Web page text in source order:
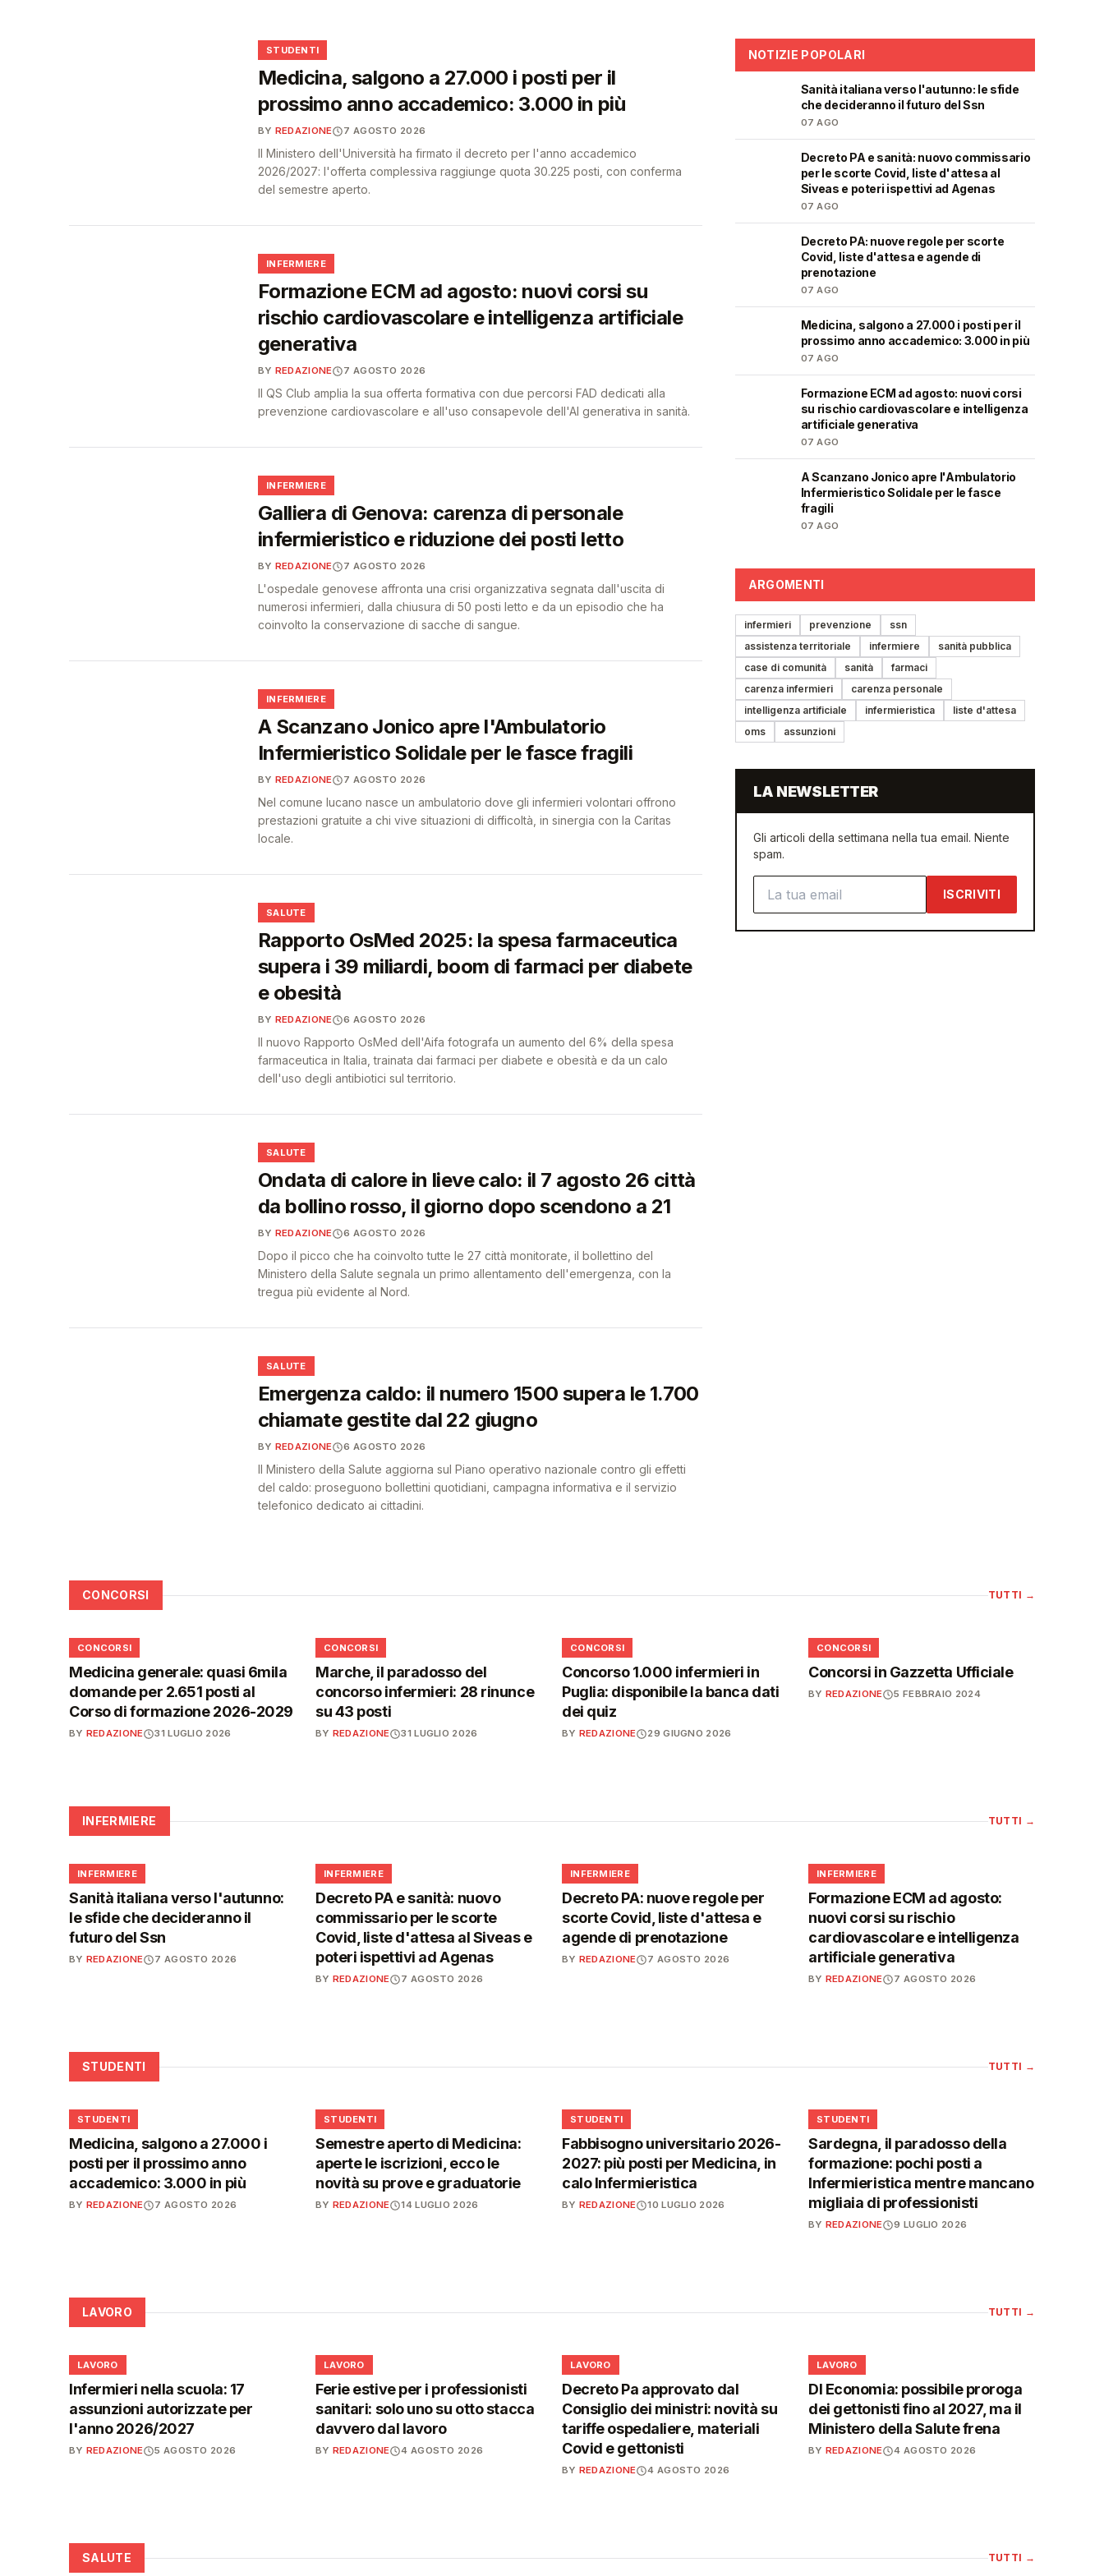
STUDENTI
Medicina, salgono a 27.000 i posti per il
prossimo anno accademico: 3.000 in più
BY REDAZIONE 7 AGOSTO 2026
Il Ministero dell'Università ha firmato il decreto per l'anno accademico
2026/2027: l'offerta complessiva raggiunge quota 30.225 posti, con conferma
del semestre aperto.
INFERMIERE
Formazione ECM ad agosto: nuovi corsi su
rischio cardiovascolare e intelligenza artificiale
generativa
BY REDAZIONE 7 AGOSTO 2026
Il QS Club amplia la sua offerta formativa con due percorsi FAD dedicati alla
prevenzione cardiovascolare e all'uso consapevole dell'AI generativa in sanità.
INFERMIERE
Galliera di Genova: carenza di personale
infermieristico e riduzione dei posti letto
BY REDAZIONE 7 AGOSTO 2026
L'ospedale genovese affronta una crisi organizzativa segnata dall'uscita di
numerosi infermieri, dalla chiusura di 50 posti letto e da un episodio che ha
coinvolto la conservazione di sacche di sangue.
INFERMIERE
A Scanzano Jonico apre l'Ambulatorio
Infermieristico Solidale per le fasce fragili
BY REDAZIONE 7 AGOSTO 2026
Nel comune lucano nasce un ambulatorio dove gli infermieri volontari offrono
prestazioni gratuite a chi vive situazioni di difficoltà, in sinergia con la Caritas
locale.
SALUTE
Rapporto OsMed 2025: la spesa farmaceutica
supera i 39 miliardi, boom di farmaci per diabete
e obesità
BY REDAZIONE 6 AGOSTO 2026
Il nuovo Rapporto OsMed dell'Aifa fotografa un aumento del 6% della spesa
farmaceutica in Italia, trainata dai farmaci per diabete e obesità e da un calo
dell'uso degli antibiotici sul territorio.
SALUTE
Ondata di calore in lieve calo: il 7 agosto 26 città
da bollino rosso, il giorno dopo scendono a 21
BY REDAZIONE 6 AGOSTO 2026
Dopo il picco che ha coinvolto tutte le 27 città monitorate, il bollettino del
Ministero della Salute segnala un primo allentamento dell'emergenza, con la
tregua più evidente al Nord.
SALUTE
Emergenza caldo: il numero 1500 supera le 1.700
chiamate gestite dal 22 giugno
BY REDAZIONE 6 AGOSTO 2026
Il Ministero della Salute aggiorna sul Piano operativo nazionale contro gli effetti
del caldo: proseguono bollettini quotidiani, campagna informativa e il servizio
telefonico dedicato ai cittadini.
NOTIZIE POPOLARI
Sanità italiana verso l'autunno: le sfide
che decideranno il futuro del Ssn
07 AGO
Decreto PA e sanità: nuovo commissario
per le scorte Covid, liste d'attesa al
Siveas e poteri ispettivi ad Agenas
07 AGO
Decreto PA: nuove regole per scorte
Covid, liste d'attesa e agende di
prenotazione
07 AGO
Medicina, salgono a 27.000 i posti per il
prossimo anno accademico: 3.000 in più
07 AGO
Formazione ECM ad agosto: nuovi corsi
su rischio cardiovascolare e intelligenza
artificiale generativa
07 AGO
A Scanzano Jonico apre l'Ambulatorio
Infermieristico Solidale per le fasce
fragili
07 AGO
ARGOMENTI
infermieri prevenzione
ssn
assistenza territoriale
infermiere
sanità pubblica
case di comunità
sanità
farmaci
carenza infermieri
carenza personale
intelligenza artificiale
infermieristica
liste d'attesa
oms
assunzioni
LA NEWSLETTER
Gli articoli della settimana nella tua email. Niente
spam.
ISCRIVITI
CONCORSI TUTTI →
📋
CONCORSI
Medicina generale: quasi 6mila
domande per 2.651 posti al
Corso di formazione 2026-2029
BY REDAZIONE 31 LUGLIO 2026
📋
CONCORSI
Marche, il paradosso del
concorso infermieri: 28 rinunce
su 43 posti
BY REDAZIONE 31 LUGLIO 2026
📋
CONCORSI
Concorso 1.000 infermieri in
Puglia: disponibile la banca dati
dei quiz
BY REDAZIONE 29 GIUGNO 2026
📋
CONCORSI
Concorsi in Gazzetta Ufficiale
BY REDAZIONE 5 FEBBRAIO 2024
INFERMIERE TUTTI →
🩺
INFERMIERE
Sanità italiana verso l'autunno:
le sfide che decideranno il
futuro del Ssn
BY REDAZIONE 7 AGOSTO 2026
🩺
INFERMIERE
Decreto PA e sanità: nuovo
commissario per le scorte
Covid, liste d'attesa al Siveas e
poteri ispettivi ad Agenas
BY REDAZIONE 7 AGOSTO 2026
🩺
INFERMIERE
Decreto PA: nuove regole per
scorte Covid, liste d'attesa e
agende di prenotazione
BY REDAZIONE 7 AGOSTO 2026
🩺
INFERMIERE
Formazione ECM ad agosto:
nuovi corsi su rischio
cardiovascolare e intelligenza
artificiale generativa
BY REDAZIONE 7 AGOSTO 2026
STUDENTI TUTTI →
🎓
STUDENTI
Medicina, salgono a 27.000 i
posti per il prossimo anno
accademico: 3.000 in più
BY REDAZIONE 7 AGOSTO 2026
🎓
STUDENTI
Semestre aperto di Medicina:
aperte le iscrizioni, ecco le
novità su prove e graduatorie
BY REDAZIONE 14 LUGLIO 2026
🎓
STUDENTI
Fabbisogno universitario 2026-
2027: più posti per Medicina, in
calo Infermieristica
BY REDAZIONE 10 LUGLIO 2026
🎓
STUDENTI
Sardegna, il paradosso della
formazione: pochi posti a
Infermieristica mentre mancano
migliaia di professionisti
BY REDAZIONE 9 LUGLIO 2026
LAVORO TUTTI →
💼
LAVORO
Infermieri nella scuola: 17
assunzioni autorizzate per
l'anno 2026/2027
BY REDAZIONE 5 AGOSTO 2026
💼
LAVORO
Ferie estive per i professionisti
sanitari: solo uno su otto stacca
davvero dal lavoro
BY REDAZIONE 4 AGOSTO 2026
💼
LAVORO
Decreto Pa approvato dal
Consiglio dei ministri: novità su
tariffe ospedaliere, materiali
Covid e gettonisti
BY REDAZIONE 4 AGOSTO 2026
💼
LAVORO
Dl Economia: possibile proroga
dei gettonisti fino al 2027, ma il
Ministero della Salute frena
BY REDAZIONE 4 AGOSTO 2026
SALUTE TUTTI →